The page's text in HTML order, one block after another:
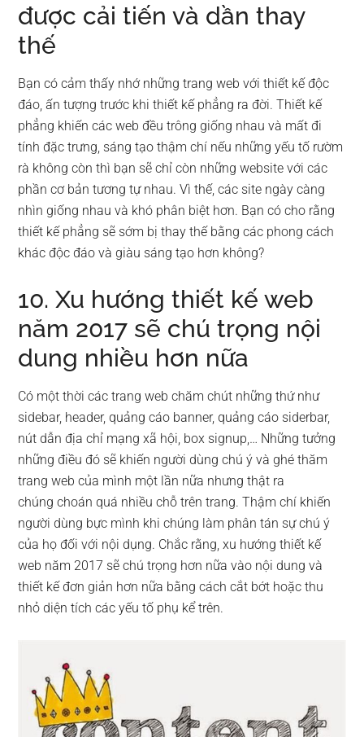
được cải tiến và dần thay
thế
Bạn có cảm thấy nhớ những trang web với thiết kế độc
đáo, ấn tượng trước khi thiết kế phẳng ra đời. Thiết kế
phẳng khiến các web đều trông giống nhau và mất đi
tính đặc trưng, sáng tạo thậm chí nếu những yếu tố rườm
rà không còn thì bạn sẽ chỉ còn những website với các
phần cơ bản tương tự nhau. Vì thế, các site ngày càng
nhìn giống nhau và khó phân biệt hơn. Bạn có cho rằng
thiết kế phẳng sẽ sớm bị thay thế bằng các phong cách
khác độc đáo và giàu sáng tạo hơn không?
10. Xu hướng thiết kế web
năm 2017 sẽ chú trọng nội
dung nhiều hơn nữa
Có một thời các trang web chăm chút những thứ như
sidebar, header, quảng cáo banner, quảng cáo siderbar,
nút dẫn địa chỉ mạng xã hội, box signup,… Những tưởng
những điều đó sẽ khiến người dùng chú ý và ghé thăm
trang web của mình một lần nữa nhưng thật ra
chúng choán quá nhiều chỗ trên trang. Thậm chí khiến
người dùng bực mình khi chúng làm phân tán sự chú ý
của họ đối với nội dụng. Chắc rằng, xu hướng thiết kế
web năm 2017 sẽ chú trọng hơn nữa vào nội dung và
thiết kế đơn giản hơn nữa bằng cách cắt bớt hoặc thu
nhỏ diện tích các yếu tố phụ kể trên.